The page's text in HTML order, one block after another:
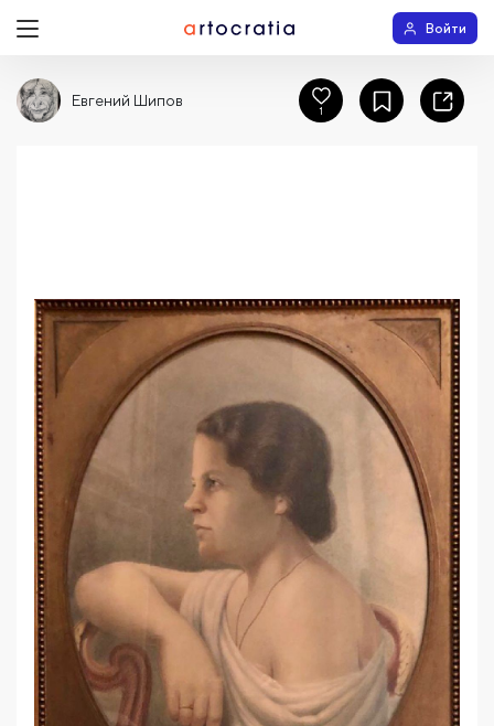
Войти
Евгений Шипов
1